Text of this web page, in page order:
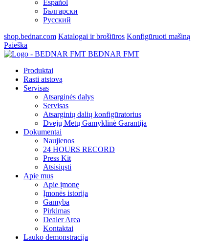
Español
Български
Русский
shop.bednar.com Katalogai ir brošiūros Konfigūruoti mašiną
Paieška
BEDNAR FMT
Produktai
Rasti atstovą
Servisas
Atsarginės dalys
Servisas
Atsarginių dalių konfigūratorius
Dvejų Metų Gamyklinė Garantija
Dokumentai
Naujienos
24 HOURS RECORD
Press Kit
Atsisiųsti
Apie mus
Apie įmonę
Įmonės istorija
Gamyba
Pirkimas
Dealer Area
Kontaktai
Lauko demonstracija